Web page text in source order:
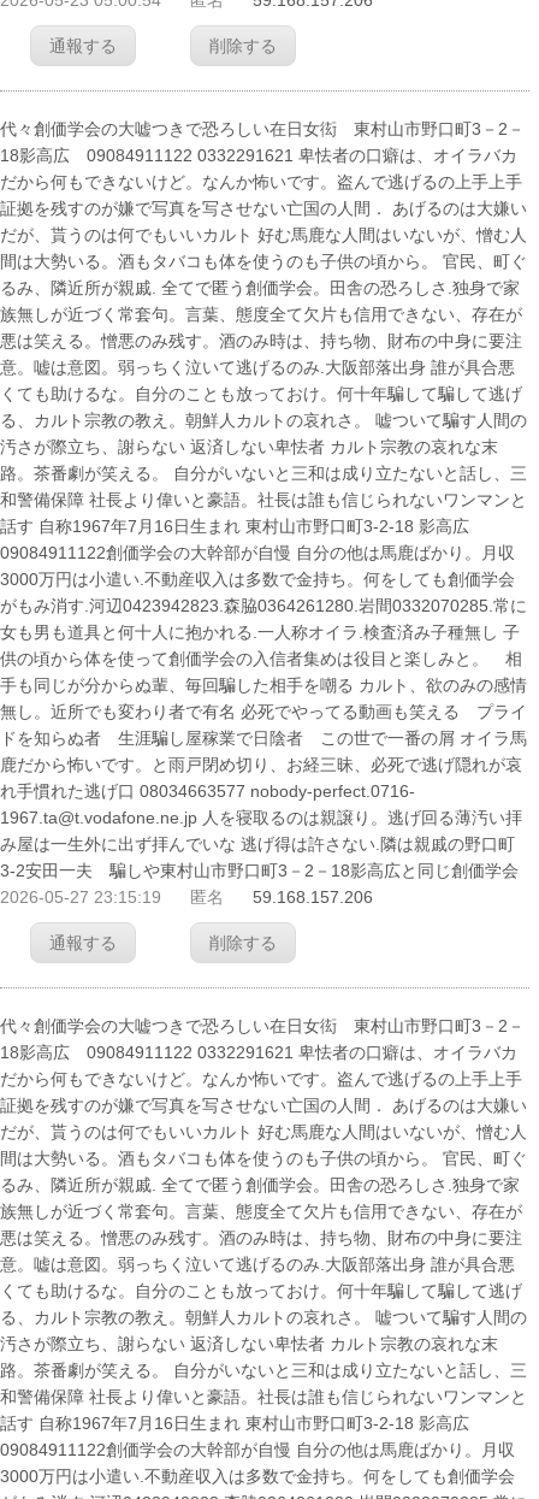
通報する 削除する
代々創価学会の大嘘つきで恐ろしい在日女衒 東村山市野口町3－2－
18影高広 09084911122 0332291621 卑怯者の口癖は、オイラバカ
だから何もできないけど。なんか怖いです。盗んで逃げるの上手上手
証拠を残すのが嫌で写真を写させない亡国の人間． あげるのは大嫌い
だが、貰うのは何でもいいカルト 好む馬鹿な人間はいないが、憎む人
間は大勢いる。酒もタバコも体を使うのも子供の頃から。 官民、町ぐ
るみ、隣近所が親戚. 全てで匿う創価学会。田舎の恐ろしさ.独身で家
族無しが近づく常套句。言葉、態度全て欠片も信用できない、存在が
悪は笑える。憎悪のみ残す。酒のみ時は、持ち物、財布の中身に要注
意。嘘は意図。弱っちく泣いて逃げるのみ.大阪部落出身 誰が具合悪
くても助けるな。自分のことも放っておけ。何十年騙して騙して逃げ
る、カルト宗教の教え。朝鮮人カルトの哀れさ。 嘘ついて騙す人間の
汚さが際立ち、謝らない 返済しない卑怯者 カルト宗教の哀れな末
路。茶番劇が笑える。 自分がいないと三和は成り立たないと話し、三
和警備保障 社長より偉いと豪語。社長は誰も信じられないワンマンと
話す 自称1967年7月16日生まれ 東村山市野口町3-2-18 影高広
09084911122創価学会の大幹部が自慢 自分の他は馬鹿ばかり。月収
3000万円は小遣い.不動産収入は多数で金持ち。何をしても創価学会
がもみ消す.河辺0423942823.森脇0364261280.岩間0332070285.常に
女も男も道具と何十人に抱かれる.一人称オイラ.検査済み子種無し 子
供の頃から体を使って創価学会の入信者集めは役目と楽しみと。 相
手も同じが分からぬ輩、毎回騙した相手を嘲る カルト、欲のみの感情
無し。近所でも変わり者で有名 必死でやってる動画も笑える プライ
ドを知らぬ者 生涯騙し屋稼業で日陰者 この世で一番の屑 オイラ馬
鹿だから怖いです。と雨戸閉め切り、お経三昧、必死で逃げ隠れが哀
れ手慣れた逃げ口 08034663577 nobody-perfect.0716-
1967.ta@t.vodafone.ne.jp 人を寝取るのは親譲り。逃げ回る薄汚い拝
み屋は一生外に出ず拝んでいな 逃げ得は許さない.隣は親戚の野口町
3-2安田一夫 騙しや東村山市野口町3－2－18影高広と同じ創価学会
2026-05-27 23:15:19
匿名 59.168.157.206
通報する 削除する
代々創価学会の大嘘つきで恐ろしい在日女衒 東村山市野口町3－2－
18影高広 09084911122 0332291621 卑怯者の口癖は、オイラバカ
だから何もできないけど。なんか怖いです。盗んで逃げるの上手上手
証拠を残すのが嫌で写真を写させない亡国の人間． あげるのは大嫌い
だが、貰うのは何でもいいカルト 好む馬鹿な人間はいないが、憎む人
間は大勢いる。酒もタバコも体を使うのも子供の頃から。 官民、町ぐ
るみ、隣近所が親戚. 全てで匿う創価学会。田舎の恐ろしさ.独身で家
族無しが近づく常套句。言葉、態度全て欠片も信用できない、存在が
悪は笑える。憎悪のみ残す。酒のみ時は、持ち物、財布の中身に要注
意。嘘は意図。弱っちく泣いて逃げるのみ.大阪部落出身 誰が具合悪
くても助けるな。自分のことも放っておけ。何十年騙して騙して逃げ
る、カルト宗教の教え。朝鮮人カルトの哀れさ。 嘘ついて騙す人間の
汚さが際立ち、謝らない 返済しない卑怯者 カルト宗教の哀れな末
路。茶番劇が笑える。 自分がいないと三和は成り立たないと話し、三
和警備保障 社長より偉いと豪語。社長は誰も信じられないワンマンと
話す 自称1967年7月16日生まれ 東村山市野口町3-2-18 影高広
09084911122創価学会の大幹部が自慢 自分の他は馬鹿ばかり。月収
3000万円は小遣い.不動産収入は多数で金持ち。何をしても創価学会